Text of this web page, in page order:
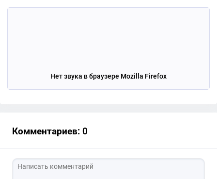
Нет звука в браузере Mozilla Firefox
Комментариев: 0